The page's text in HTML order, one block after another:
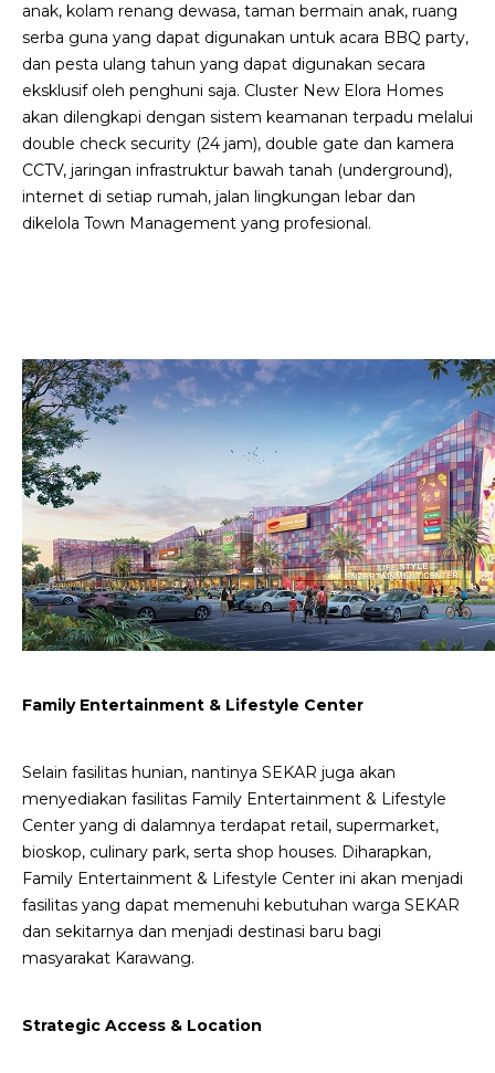
anak, kolam renang dewasa, taman bermain anak, ruang
serba guna yang dapat digunakan untuk acara BBQ party,
dan pesta ulang tahun yang dapat digunakan secara
eksklusif oleh penghuni saja. Cluster New Elora Homes
akan dilengkapi dengan sistem keamanan terpadu melalui
double check security (24 jam), double gate dan kamera
CCTV, jaringan infrastruktur bawah tanah (underground),
internet di setiap rumah, jalan lingkungan lebar dan
dikelola Town Management yang profesional.
Family Entertainment & Lifestyle Center
Selain fasilitas hunian, nantinya SEKAR juga akan
menyediakan fasilitas Family Entertainment & Lifestyle
Center yang di dalamnya terdapat retail, supermarket,
bioskop, culinary park, serta shop houses. Diharapkan,
Family Entertainment & Lifestyle Center ini akan menjadi
fasilitas yang dapat memenuhi kebutuhan warga SEKAR
dan sekitarnya dan menjadi destinasi baru bagi
masyarakat Karawang.
Strategic Access & Location